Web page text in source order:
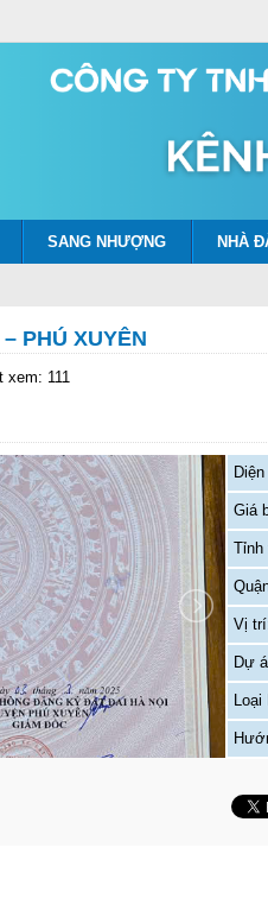
SANG NHƯỢNG NHÀ
PHÚ XUYÊN
111
Giá
Tỉnh
Vị
Dự